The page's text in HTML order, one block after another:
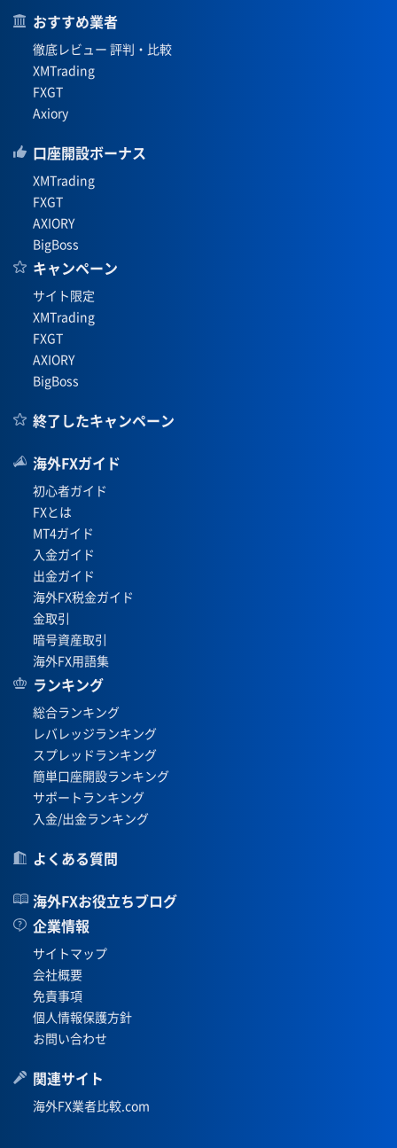
おすすめ業者
徹底レビュー 評判・比較
XMTrading
FXGT
Axiory
口座開設ボーナス
XMTrading
FXGT
AXIORY
BigBoss
キャンペーン
サイト限定
XMTrading
FXGT
AXIORY
BigBoss
終了したキャンペーン
海外FXガイド
初心者ガイド
FXとは
MT4ガイド
入金ガイド
出金ガイド
海外FX税金ガイド
金取引
暗号資産取引
海外FX用語集
ランキング
総合ランキング
レバレッジランキング
スプレッドランキング
簡単口座開設ランキング
サポートランキング
入金/出金ランキング
よくある質問
海外FXお役立ちブログ
企業情報
サイトマップ
会社概要
免責事項
個人情報保護方針
お問い合わせ
関連サイト
海外FX業者比較.com